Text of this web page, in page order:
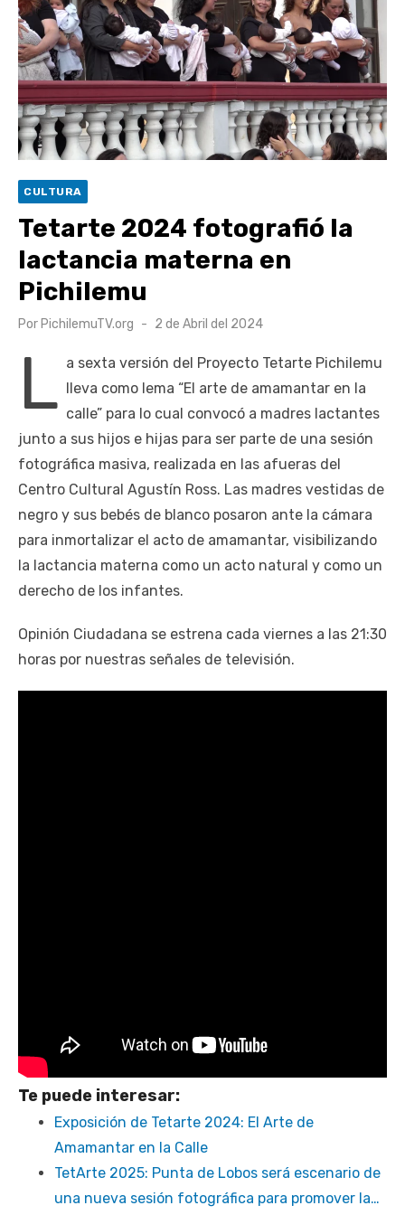
Retrospectiva 2026 | Capítulo 03: lessons on flight – Cecilia
Araneda
Cantor Popular Raúl Acevedo celebra 50 años de carrera en
Pichilemu
Cóctel de Sábado: Sistema frontal en Pichilemu junto al
alcalde Roberto Córdova
esterilización de mascotas
CULTURA
Tetarte 2024 fotografió la
lactancia materna en
Pichilemu
Por PichilemuTV.org
Publicado
2 de Abril del 2024
L a sexta versión del Proyecto Tetarte Pichilemu
lleva como lema “El arte de amamantar en la
calle” para lo cual convocó a madres lactantes
junto a sus hijos e hijas para ser parte de una sesión
fotográfica masiva, realizada en las afueras del
Centro Cultural Agustín Ross. Las madres vestidas de
negro y sus bebés de blanco posaron ante la cámara
para inmortalizar el acto de amamantar, visibilizando
la lactancia materna como un acto natural y como un
derecho de los infantes.
Opinión Ciudadana se estrena cada viernes a las 21:30
horas por nuestras señales de televisión.
Te puede interesar:
Exposición de Tetarte 2024: El Arte de
Amamantar en la Calle
TetArte 2025: Punta de Lobos será escenario de
una nueva sesión fotográfica para promover la…